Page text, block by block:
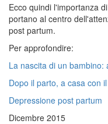
Ecco quindi l'importanza
portano al centro
post partum.
Per approfondire:
La nascita di un bambino:
Dopo il parto, a casa con
Depressione post partum
Dicembre 2015